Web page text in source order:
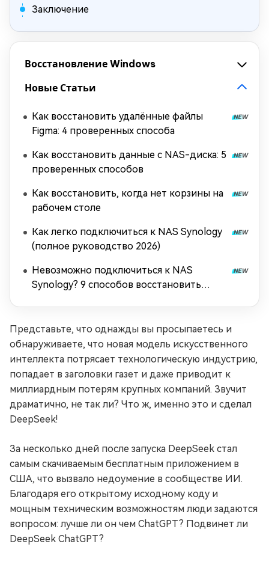
Заключение
Восстановление Windows
Новые Статьи
Как восстановить удалённые файлы
Figma: 4 проверенных способа
Как восстановить данные с NAS-диска: 5
проверенных способов
Как восстановить, когда нет корзины на
рабочем столе
Как легко подключиться к NAS Synology
(полное руководство 2026)
Невозможно подключиться к NAS
Synology? 9 способов восстановить
Представьте, что однажды вы просыпаетесь и
обнаруживаете, что новая модель искусственного
интеллекта потрясает технологическую индустрию,
попадает в заголовки газет и даже приводит к
миллиардным потерям крупных компаний. Звучит
драматично, не так ли? Что ж, именно это и сделал
DeepSeek!
За несколько дней после запуска DeepSeek стал
самым скачиваемым бесплатным приложением в
США, что вызвало недоумение в сообществе ИИ.
Благодаря его открытому исходному коду и
мощным техническим возможностям люди задаются
вопросом: лучше ли он чем ChatGPT? Подвинет ли
DeepSeek ChatGPT?